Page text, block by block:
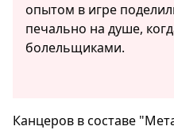
опытом в игре
печально на душе,
болельщиками.
Канцеров в составе